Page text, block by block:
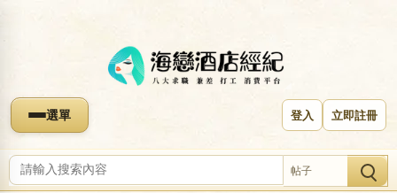
選單 登入 立即註冊
帖子